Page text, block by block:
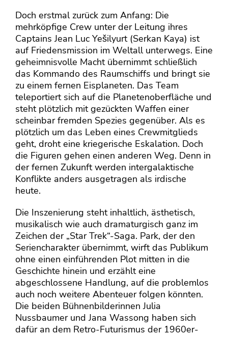
Doch erstmal zurück zum Anfang: Die
mehrköpfige Crew unter der Leitung ihres
Captains Jean Luc Yešilyurt (Serkan Kaya) ist
auf Friedensmission im Weltall unterwegs. Eine
geheimnisvolle Macht übernimmt schließlich
das Kommando des Raumschiffs und bringt sie
zu einem fernen Eisplaneten. Das Team
teleportiert sich auf die Planetenoberfläche und
steht plötzlich mit gezückten Waffen einer
scheinbar fremden Spezies gegenüber. Als es
plötzlich um das Leben eines Crewmitglieds
geht, droht eine kriegerische Eskalation. Doch
die Figuren gehen einen anderen Weg. Denn in
der fernen Zukunft werden intergalaktische
Konflikte anders ausgetragen als irdische
heute.
Die Inszenierung steht inhaltlich, ästhetisch,
musikalisch wie auch dramaturgisch ganz im
Zeichen der „Star Trek“-Saga. Park, der den
Seriencharakter übernimmt, wirft das Publikum
ohne einen einführenden Plot mitten in die
Geschichte hinein und erzählt eine
abgeschlossene Handlung, auf die problemlos
auch noch weitere Abenteuer folgen könnten.
Die beiden Bühnenbilderinnen Julia
Nussbaumer und Jana Wassong haben sich
dafür an dem Retro-Futurismus der 1960er-